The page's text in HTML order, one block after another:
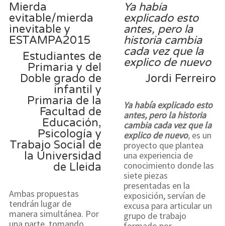
Mierda
evitable/mierda
inevitable y
ESTAMPA2015
Estudiantes de
Primaria y del
Doble grado de
infantil y
Primaria de la
Facultad de
Educación,
Psicología y
Trabajo Social de
la Universidad
de Lleida
Ambas propuestas
tendrán lugar de
manera simultánea. Por
Ya había
explicado esto
antes, pero la
historia cambia
cada vez que la
explico de nuevo
Jordi Ferreiro
Ya había explicado esto
antes, pero la historia
cambia cada vez que la
explico de nuevo, es un
proyecto que plantea
una experiencia de
conocimiento donde las
siete piezas
presentadas en la
exposición, servían de
excusa para articular un
grupo de trabajo